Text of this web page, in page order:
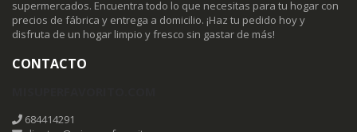
supermercados. Encuentra todo lo que necesitas para tu hogar con
precios de fábrica y entrega a domicilio. ¡Haz tu pedido hoy y
disfruta de un hogar limpio y fresco sin gastar de más!
CONTACTO
684414291